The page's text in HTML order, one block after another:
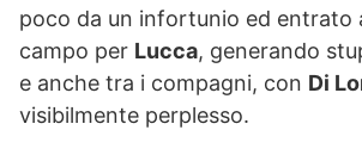
poco da un infortunio ed entrato
campo per Lucca, generando
e anche tra i compagni, con Di
visibilmente perplesso.